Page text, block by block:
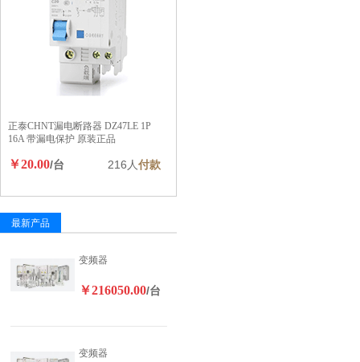
正泰CHNT漏电断路器 DZ47LE 1P
16A 带漏电保护 原装正品
￥20.00/台 216人付款
最新产品
变频器
￥216050.00/台
变频器